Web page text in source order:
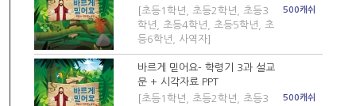
[초등1학년, 초등2학년, 초등3
학년, 초등4학년, 초등5학년, 초
등6학년, 사역자]
500캐쉬
바르게 믿어요- 학령기 3과 설교
문 + 시각자료 PPT
[초등1학년, 초등2학년, 초등3
500캐쉬